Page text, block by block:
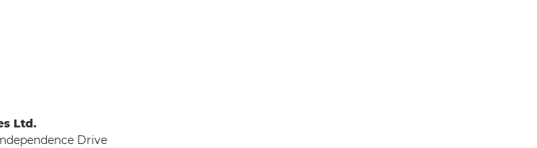
Ltd.
Drive